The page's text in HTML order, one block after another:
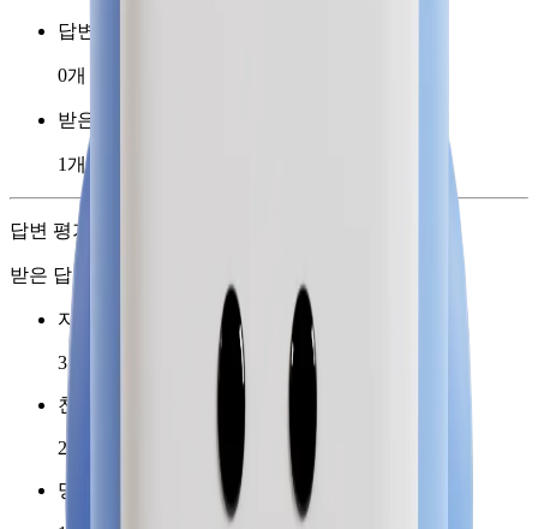
답변 채택
0개
받은 응원박스
1개
답변 평가 키워드
받은 답변 평가 7개
자세한 설명
3
친절한 답변
2
명확한 답변